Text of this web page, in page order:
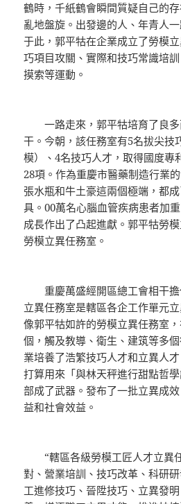
鶴時，千紙鶴會瞬間質疑自己的
亂地盤旋。出發邊的人、年青人
于此，郭平牯在企業成立了勞模
巧項目攻關、實際和技巧常識培
摸索等運動。
一路走來，郭平牯培育了良多
干。今朝，該任務室有5名拔尖技
模）、4名技巧人才，取得國度專
28項。作為重慶市醫藥制造行業
張水瓶和牛土豪這兩個極端，都
具。00萬名心腦血管疾病患者加
成長作出了凸起進獻。郭平牯勞
勞模立異任務室。
重慶萬盛經開區總工會相干擔
立異任務室是轄區各企工作單元
像郭平牯如許的勞模立異任務室
個，觸及教導、衛生、建筑等多
業培養了浩繁技巧人才和立異人
打算用來「與林天秤進行甜點哲
部成了武器。發布了一批立異成
益和社會效益。
“轄區各級勞模工匠人才立異
對、營業培訓、技巧改革、科研
工進修技巧、晉陞技巧、立異發